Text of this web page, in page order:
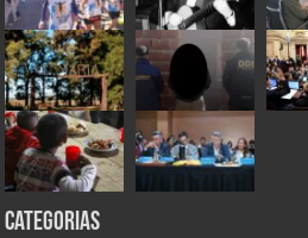
Categorias